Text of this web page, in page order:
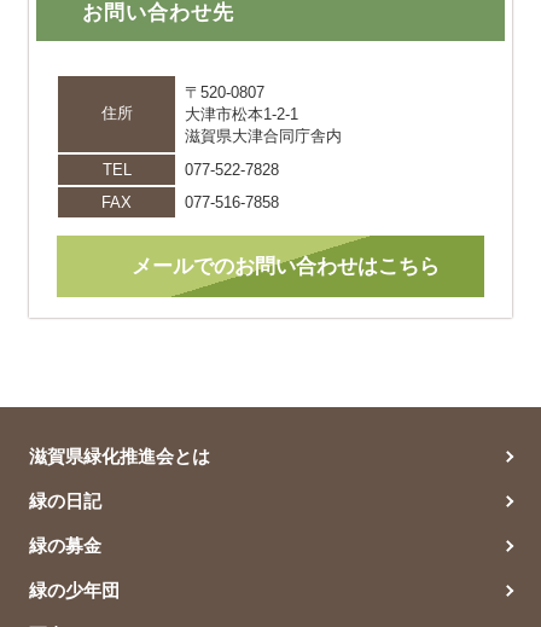
お問い合わせ先
住所
〒520-0807
大津市松本1-2-1
滋賀県大津合同庁舎内
TEL
077-522-7828
FAX
077-516-7858
メールでのお問い合わせはこちら
滋賀県緑化推進会とは
緑の日記
緑の募金
緑の少年団